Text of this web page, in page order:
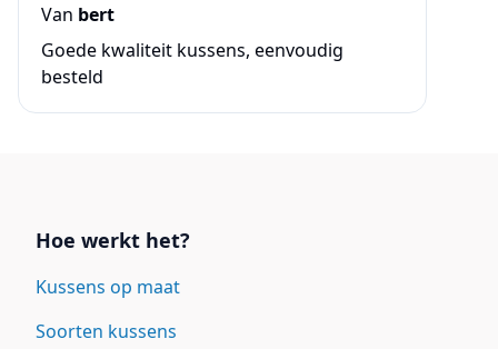
Van bert
Goede kwaliteit kussens, eenvoudig
besteld
Hoe werkt het?
Kussens op maat
Soorten kussens